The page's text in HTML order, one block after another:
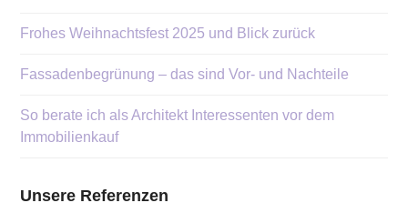
Frohes Weihnachtsfest 2025 und Blick zurück
Fassadenbegrünung – das sind Vor- und Nachteile
So berate ich als Architekt Interessenten vor dem
Immobilienkauf
Unsere Referenzen